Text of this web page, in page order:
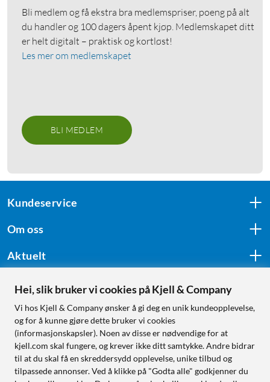
Bli medlem og få ekstra bra medlemspriser, poeng på alt
du handler og 100 dagers åpent kjøp. Medlemskapet ditt
er helt digitalt – praktisk og kortløst!
Les mer om medlemskapet
BLI MEDLEM
Kundeservice
Om oss
Aktuelt
Følg oss
Handle fra:
Sverige
Hei, slik bruker vi cookies på Kjell & Company
Vi hos Kjell & Company ønsker å gi deg en unik kundeopplevelse,
og for å kunne gjøre dette bruker vi cookies
(informasjonskapsler). Noen av disse er nødvendige for at
kjell.com skal fungere, og krever ikke ditt samtykke. Andre bidrar
til at du skal få en skreddersydd opplevelse, unike tilbud og
tilpassede annonser. Ved å klikke på "Godta alle" godkjenner du